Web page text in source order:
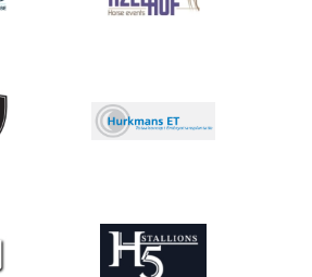
Afbeelding
Afbeelding